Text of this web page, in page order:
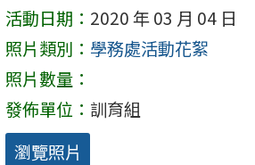
活動日期： 2020 年 03 月 04 日
照片類別： 學務處活動花絮
照片數量：
發佈單位： 訓育組
瀏覽照片